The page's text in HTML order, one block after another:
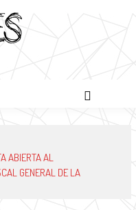
ABIERTA AL
GENERAL DE LA